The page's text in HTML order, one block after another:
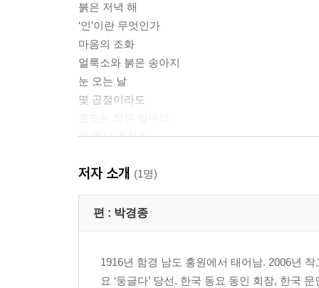
붉은 저녁 해
‘인’이란 무엇인가
마음의 조화
얼룩소와 붉은 송아지
눈 오는 날
몇 곱절이라도
먼 옛날 옛적의
뗏목을 타고
자로의 최후
〈논어〉에 대하여
＊명작 에필로그
저자 소개 (1명)
편 : 박경종
1916년 함경 남도 홍원에서 태어남. 2006년
요 ‘둥글다’ 당선. 한국 동요 동인 회장, 한국